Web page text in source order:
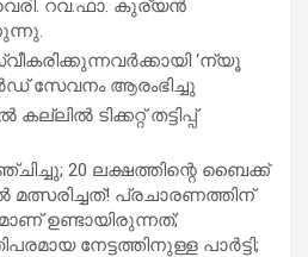
വെരി. റവ.ഫാ. കുര്യൻ
‘ന്യൂ
സേവനം ആരംഭിച്ചു
ടിക്കറ്റ് തട്ടിപ്പ്
20 ലക്ഷത്തിന്റെ ബൈക്ക്
മത്സരിച്ചത്! പ്രചാരണത്തിന്
ഉണ്ടായിരുന്നത്;
നേട്ടത്തിനുള്ള പാര്‍ട്ടി;